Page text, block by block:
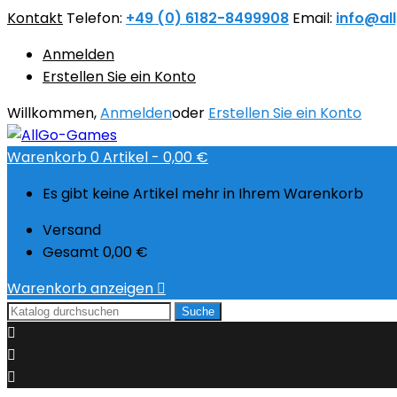
Kontakt Telefon: +49 (0) 6182-8499908 Email:
Anmelden
Erstellen Sie ein Konto
Willkommen,Anmeldenoder Erstellen Sie ein Konto
Warenkorb0Artikel - 0,00 €
Es gibt keine Artikel mehr in Ihrem Warenkorb
Versand
Gesamt 0,00 €
Warenkorb anzeigen 
Suche


